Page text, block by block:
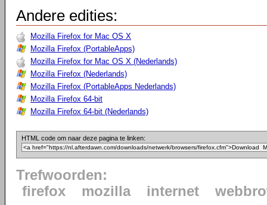
Andere edities:
Mozilla Firefox for Mac OS X
Mozilla Firefox (PortableApps)
Mozilla Firefox for Mac OS X (Nederlands)
Mozilla Firefox (Nederlands)
Mozilla Firefox (PortableApps Nederlands)
Mozilla Firefox 64-bit
Mozilla Firefox 64-bit (Nederlands)
HTML code om naar deze pagina te linken:
Trefwoorden:
firefox
mozilla internet